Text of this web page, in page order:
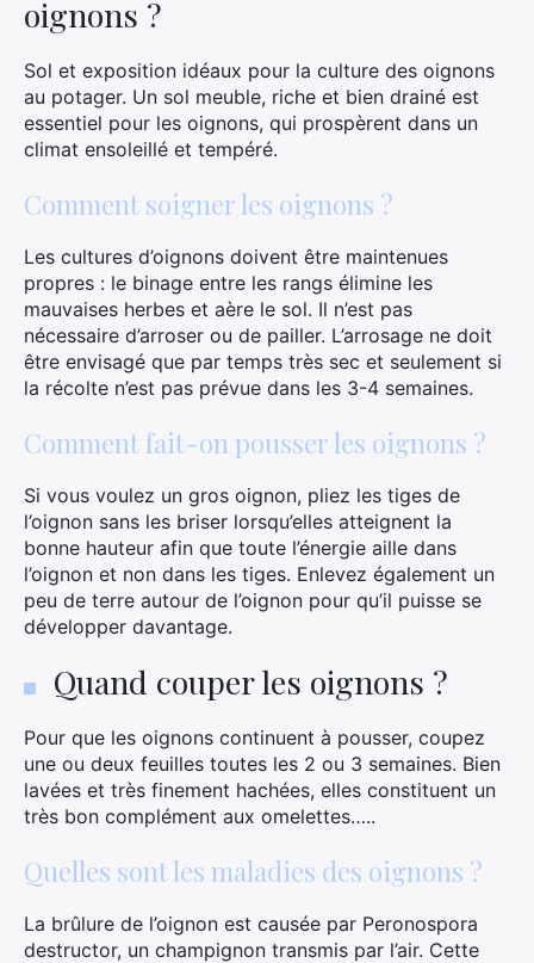
oignons ?
Sol et exposition idéaux pour la culture des oignons
au potager. Un sol meuble, riche et bien drainé est
essentiel pour les oignons, qui prospèrent dans un
climat ensoleillé et tempéré.
Comment soigner les oignons ?
Les cultures d’oignons doivent être maintenues
propres : le binage entre les rangs élimine les
mauvaises herbes et aère le sol. Il n’est pas
nécessaire d’arroser ou de pailler. L’arrosage ne doit
être envisagé que par temps très sec et seulement si
la récolte n’est pas prévue dans les 3-4 semaines.
Comment fait-on pousser les oignons ?
Si vous voulez un gros oignon, pliez les tiges de
l’oignon sans les briser lorsqu’elles atteignent la
bonne hauteur afin que toute l’énergie aille dans
l’oignon et non dans les tiges. Enlevez également un
peu de terre autour de l’oignon pour qu’il puisse se
développer davantage.
Quand couper les oignons ?
Pour que les oignons continuent à pousser, coupez
une ou deux feuilles toutes les 2 ou 3 semaines. Bien
lavées et très finement hachées, elles constituent un
très bon complément aux omelettes…..
Quelles sont les maladies des oignons ?
La brûlure de l’oignon est causée par Peronospora
destructor, un champignon transmis par l’air. Cette
×
Rechercher